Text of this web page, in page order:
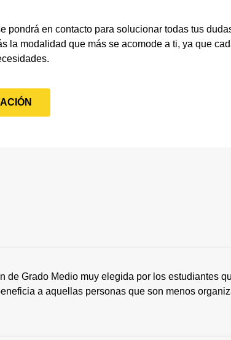
pondrá en contacto para solucionar todas tus
la modalidad que más se acomode a ti, ya que
de Grado Medio muy elegida por los estudiantes
a aquellas personas que son menos